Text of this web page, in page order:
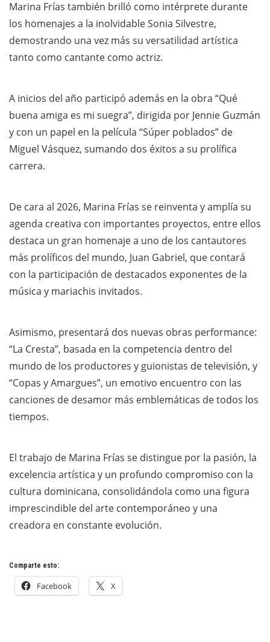
Marina Frías también brilló como intérprete durante
los homenajes a la inolvidable Sonia Silvestre,
demostrando una vez más su versatilidad artística
tanto como cantante como actriz.
A inicios del año participó además en la obra “Qué
buena amiga es mi suegra”, dirigida por Jennie Guzmán
y con un papel en la película “Súper poblados” de
Miguel Vásquez, sumando dos éxitos a su prolífica
carrera.
De cara al 2026, Marina Frías se reinventa y amplía su
agenda creativa con importantes proyectos, entre ellos
destaca un gran homenaje a uno de los cantautores
más prolíficos del mundo, Juan Gabriel, que contará
con la participación de destacados exponentes de la
música y mariachis invitados.
Asimismo, presentará dos nuevas obras performance:
“La Cresta”, basada en la competencia dentro del
mundo de los productores y guionistas de televisión, y
“Copas y Amargues”, un emotivo encuentro con las
canciones de desamor más emblemáticas de todos los
tiempos.
El trabajo de Marina Frías se distingue por la pasión, la
excelencia artística y un profundo compromiso con la
cultura dominicana, consolidándola como una figura
imprescindible del arte contemporáneo y una
creadora en constante evolución.
Comparte esto:
Facebook X